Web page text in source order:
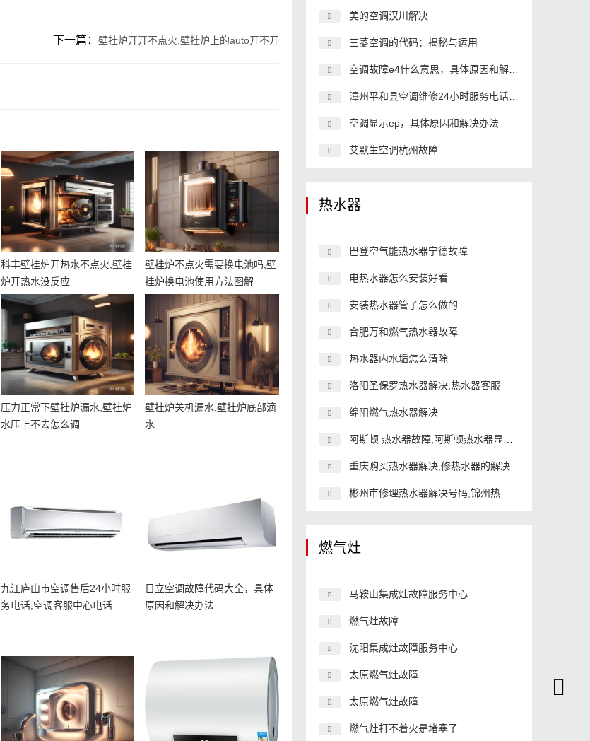
下一篇： 壁挂炉开开不点火,壁挂炉上的auto开不开
科丰壁挂炉开热水不点火,壁挂
炉开热水没反应
壁挂炉不点火需要换电池吗,壁
挂炉换电池使用方法图解
压力正常下壁挂炉漏水,壁挂炉
水压上不去怎么调
壁挂炉关机漏水,壁挂炉底部滴
水
九江庐山市空调售后24小时服
务电话,空调客服中心电话
日立空调故障代码大全，具体
原因和解决办法
美的空调汉川解决
三菱空调的代码：揭秘与运用
空调故障e4什么意思，具体原因和解决办法
漳州平和县空调维修24小时服务电话,空调客服中心电话
空调显示ep，具体原因和解决办法
艾默生空调杭州故障
热水器
巴登空气能热水器宁德故障
电热水器怎么安装好看
安装热水器管子怎么做的
合肥万和燃气热水器故障
热水器内水垢怎么清除
洛阳圣保罗热水器解决,热水器客服
绵阳燃气热水器解决
阿斯顿 热水器故障,阿斯顿热水器显示E1
重庆购买热水器解决,修热水器的解决
彬州市修理热水器解决号码,锦州热水器解决
燃气灶
马鞍山集成灶故障服务中心
燃气灶故障
沈阳集成灶故障服务中心
太原燃气灶故障
太原燃气灶故障
燃气灶打不着火是堵塞了